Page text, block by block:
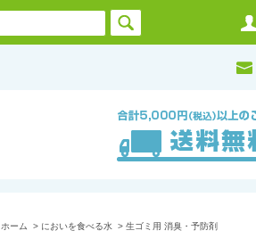
ホーム > においを食べる水 > 生ゴミ用 消臭・予防剤